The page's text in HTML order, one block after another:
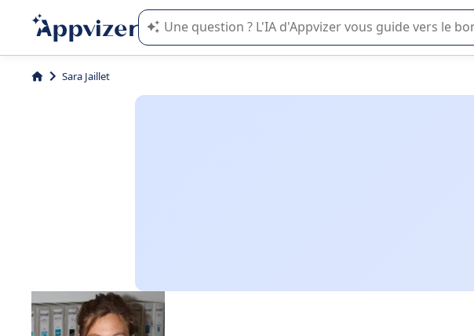
L'IA de Appvizer vous guide dans l'utilisation ou la sélection
Sara Jaillet